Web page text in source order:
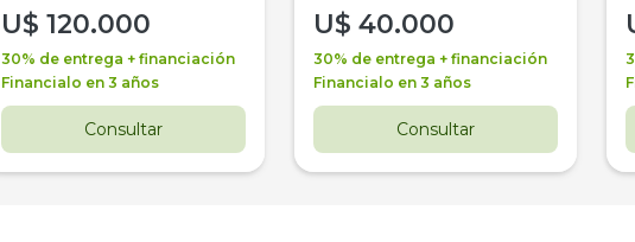
U$ 120.000
30% de entrega + financiación
Financialo en 3 años
Consultar
U$ 40.000
30% de entrega + financiación
Financialo en 3 años
Consultar